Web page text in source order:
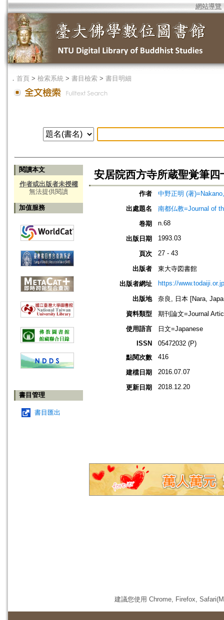
網站導覽
． 首頁 > 檢索系統 > 書目檢索 > 書目明細
閱讀本文
作者或出版者未授權
無法提供閱讀
加值服務
書目管理
書目匯出
安居院西方寺所蔵聖覚筆
作者
中野正明 (著
出處題名
南都仏教=Journal of
卷期
n.68
出版日期 1993.03
頁次 27 - 43
出版者
東大寺図書館
出版者網址
https://
出版地
奈良, 日本 [Nara,
資料類型
期刊論文=Journal
使用語言
日文=Japanese
ISSN
05472032 (P)
點閱次數
416
建檔日期 2016.07.07
更新日期 2018.12.20
建議您使用 Chrome, Firefox,